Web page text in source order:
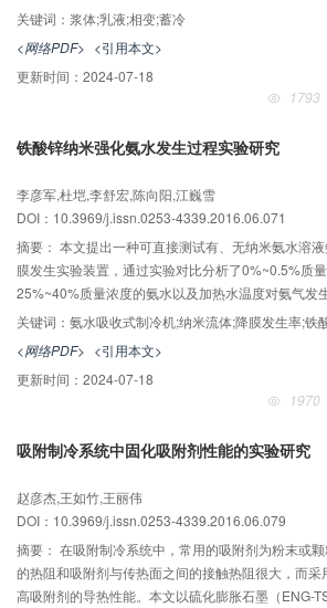
二甲基硅油质量分数的增加，乳液的冰点和含冰率降
加降低了含冰率，但可以防止冰浆粘附容器壁面，
烷偶联剂和二甲基硅油质量分数分别为4%和10%
结晶时间为90 min时，制备的乳液浆体含冰率达到
关键词： 浆体;乳液;相变;蓄冷
<网络PDF> <引用本文>
更新时间： 2024-07-18
1793
铁酸锌纳米强化氨水发生过程实验研究
李彦军,杜垲,李舒宏,陈向阳,江巍雪
DOI：10.3969/j.issn.0253-4339.2016.06.071
摘要： 本文提出一种可直接测试有、无纳米氨水溶
膜发生实验装置，通过实验对比分析了0%~0.5%质量
25%~40%质量浓度的氨水以及加热水温度对氨气发
研究表明：添加合适质量分数的铁酸锌（ZnFe2O4）
（SDBS）配制的氨水纳米流体可以增加氨气发生率
25%~40%时，添加质量分数分别为0.1%的
发生率比原相应浓度的氨水基液约增加60%。但只添
生产生一定的抑制作用。选择分散剂用量时需兼顾
COP具有较广阔的前景。
关键词： 氨水吸收式制冷机;纳米流体;降膜发生率;铁
<网络PDF> <引用本文>
更新时间： 2024-07-18
1970
吸附制冷系统中固化吸附剂性能的实验研究
赵彦杰,王如竹,王丽伟
DOI：10.3969/j.issn.0253-4339.2016.06.079
摘要： 在吸附制冷系统中，常用的吸附剂为粉末或
的热阻和吸附剂与传热面之间的接触热阻很大，而
高吸附剂的导热性能。本文以硫化膨胀石墨（ENG-